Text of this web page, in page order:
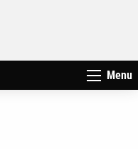
Menu